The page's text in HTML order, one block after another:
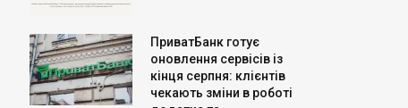
ПриватБанк готує
оновлення сервісів із
кінця серпня: клієнтів
чекають зміни в роботі